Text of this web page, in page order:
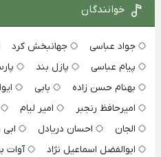
خوانندگان
جواد عباسی جهانبخش کرد
پیام عباسی
پازل بند
بهنام حسن زاده
بابی
امیرحافظ رنجبر
امیر لیام
الجان
احسان دریادل
ابی
ابوالفضل اسماعیل نژاد
آوات